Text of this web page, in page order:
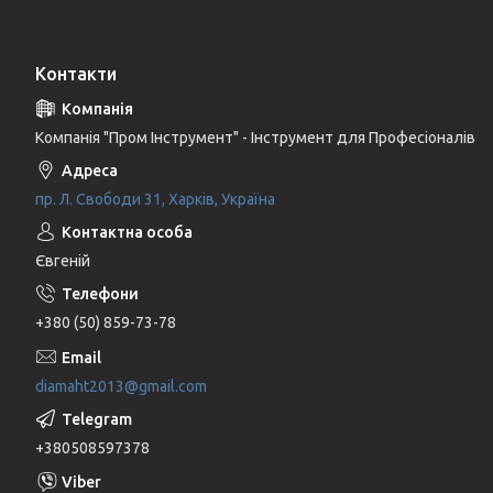
Контакти
Компанія "Пром Інструмент" - Інструмент для Професіоналів
пр. Л. Свободи 31, Харків, Україна
Євгеній
+380 (50) 859-73-78
diamaht2013@gmail.com
+380508597378